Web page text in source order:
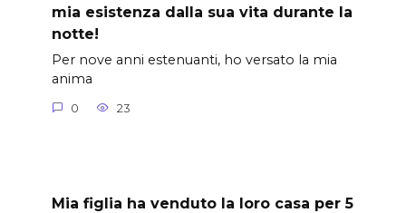
mia esistenza dalla sua vita durante la
notte!
Per nove anni estenuanti, ho versato la mia
anima
0 23
Mia figlia ha venduto la loro casa per 5